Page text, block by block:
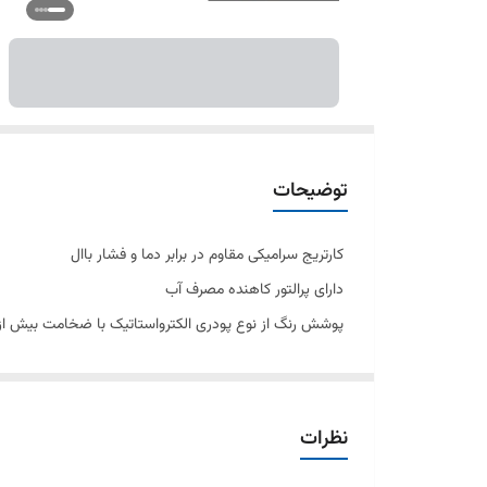
توضیحات
کارتریج سرامیکی مقاوم در برابر دما و فشار باال
دارای پرالتور کاهنده مصرف آب
پوشش رنگ از نوع پودری الکترواستاتیک با ضخامت بیش از 100
ساختار ارگونوميک
سايز کارتريج: mm 35
نظرات